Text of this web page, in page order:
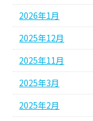
2026年1月
2025年12月
2025年11月
2025年3月
2025年2月